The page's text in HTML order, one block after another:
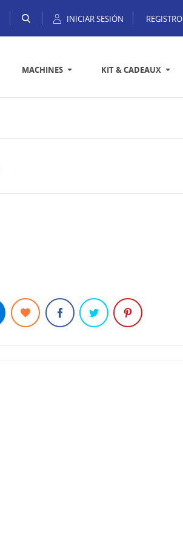
INICIAR SESIÓN REGISTRO
MACHINES KIT & CADEAUX